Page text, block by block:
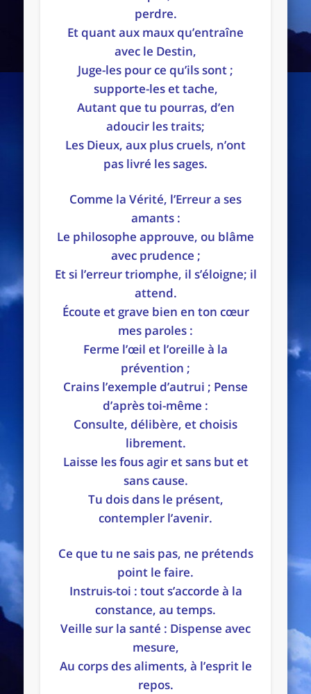
perdre.
Et quant aux maux qu’entraîne
avec le Destin,
Juge-les pour ce qu’ils sont ;
supporte-les et tache,
Autant que tu pourras, d’en
adoucir les traits;
Les Dieux, aux plus cruels, n’ont
pas livré les sages.
Comme la Vérité, l’Erreur a ses
amants :
Le philosophe approuve, ou blâme
avec prudence ;
Et si l’erreur triomphe, il s’éloigne; il
attend.
Écoute et grave bien en ton cœur
mes paroles :
Ferme l’œil et l’oreille à la
prévention ;
Crains l’exemple d’autrui ; Pense
d’après toi-même :
Consulte, délibère, et choisis
librement.
Laisse les fous agir et sans but et
sans cause.
Tu dois dans le présent,
contempler l’avenir.
Ce que tu ne sais pas, ne prétends
point le faire.
Instruis-toi : tout s’accorde à la
constance, au temps.
Veille sur la santé : Dispense avec
mesure,
Au corps des aliments, à l’esprit le
repos.